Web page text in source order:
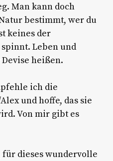
Man kann doch
bestimmt, wer du
keines der
Leben und
heißen.
ich die
und hoffe, das sie
Von mir gibt es
für dieses wundervolle